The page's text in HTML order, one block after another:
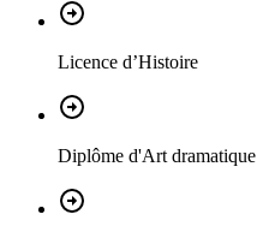
Licence d’Histoire
Diplôme d'Art dramatique